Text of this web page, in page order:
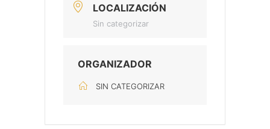
LOCALIZACIÓN
Sin categorizar
ORGANIZADOR
SIN CATEGORIZAR